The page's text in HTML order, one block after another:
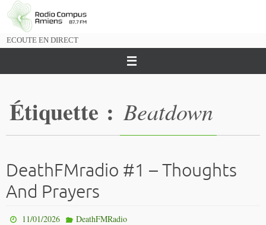
Passer
vers
ECOUTE EN DIRECT
Étiquette : Beatdown
DeathFMradio #1 – Thoughts
And Prayers
11/01/2026 DeathFMRadio